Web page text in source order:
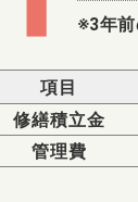
※3年
項目
修繕積立金
管理費